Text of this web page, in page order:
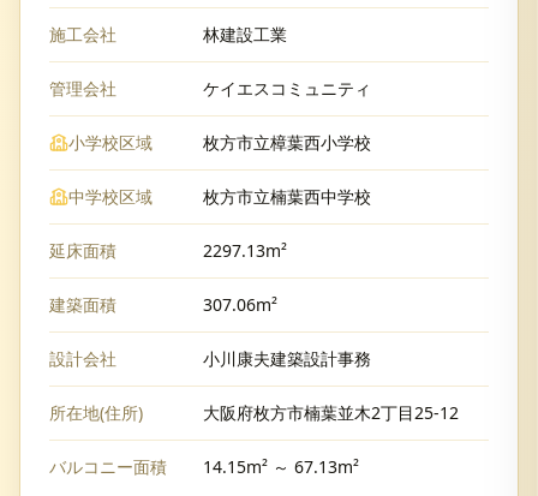
施工会社 林建設工業
管理会社 ケイエスコミュニティ
小学校区域 枚方市立樟葉西小学校
中学校区域 枚方市立楠葉西中学校
延床面積 2297.13m²
建築面積 307.06m²
設計会社 小川康夫建築設計事務
所在地(住所) 大阪府枚方市楠葉並木2丁目25-12
バルコニー面積 14.15m² ～ 67.13m²